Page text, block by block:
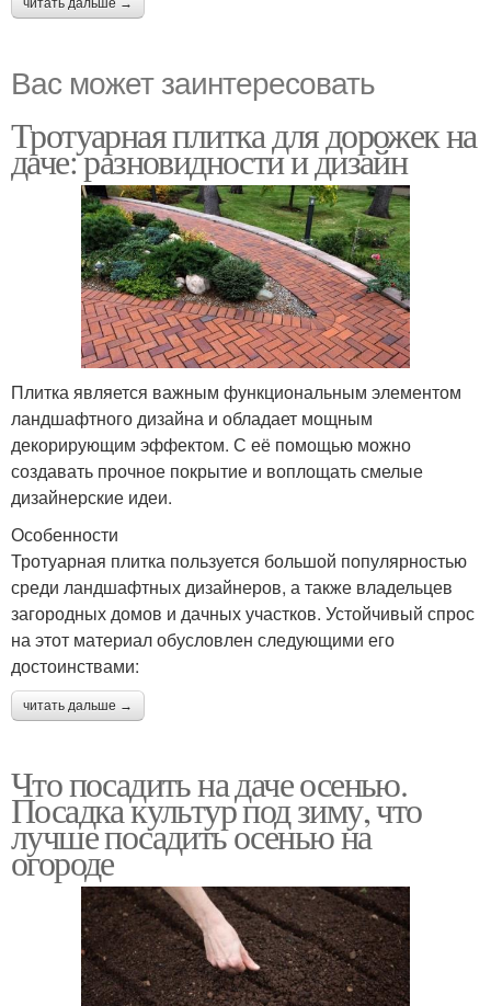
Вас может заинтересовать
Тротуарная плитка для дорожек на
даче: разновидности и дизайн
Плитка является важным функциональным элементом
ландшафтного дизайна и обладает мощным
декорирующим эффектом. С её помощью можно
создавать прочное покрытие и воплощать смелые
дизайнерские идеи.
Особенности
Тротуарная плитка пользуется большой популярностью
среди ландшафтных дизайнеров, а также владельцев
загородных домов и дачных участков. Устойчивый спрос
на этот материал обусловлен следующими его
достоинствами:
читать дальше →
Что посадить на даче осенью.
Посадка культур под зиму, что
лучше посадить осенью на
огороде